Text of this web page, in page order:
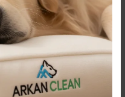
الأول
01091560420